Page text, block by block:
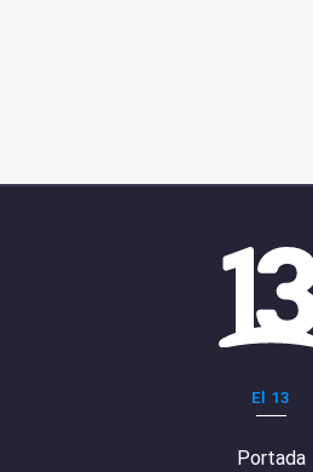
El 13
Portada